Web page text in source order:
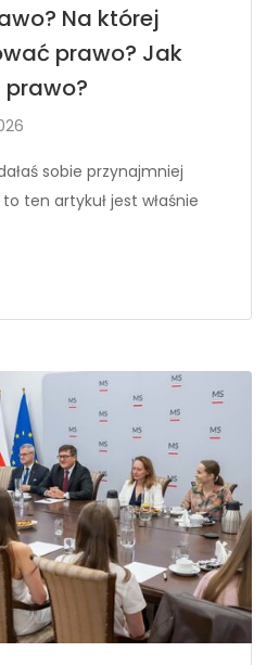
Na której
prawo? Jak
sobie przynajmniej
ten artykuł jest właśnie